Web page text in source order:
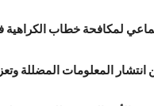
لمكافحة خطاب الكراهية
المعلومات المضللة